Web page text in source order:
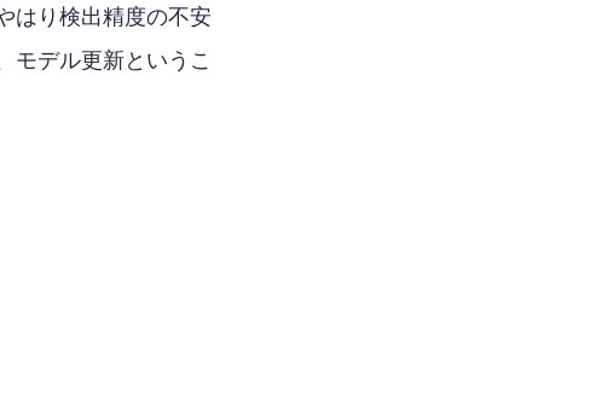
はり検出精度の不安
モデル更新というこ